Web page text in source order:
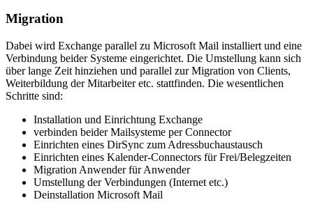
Migration
Dabei wird Exchange parallel zu Microsoft Mail installiert und eine
Verbindung beider Systeme eingerichtet. Die Umstellung kann sich
über lange Zeit hinziehen und parallel zur Migration von Clients,
Weiterbildung der Mitarbeiter etc. stattfinden. Die wesentlichen
Schritte sind:
Installation und Einrichtung Exchange
verbinden beider Mailsysteme per Connector
Einrichten eines DirSync zum Adressbuchaustausch
Einrichten eines Kalender-Connectors für Frei/Belegzeiten
Migration Anwender für Anwender
Umstellung der Verbindungen (Internet etc.)
Deinstallation Microsoft Mail